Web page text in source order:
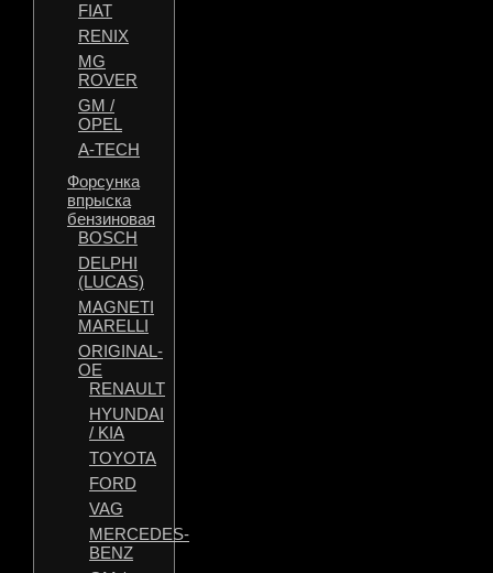
FIAT
RENIX
MG
ROVER
GM /
OPEL
A-TECH
Форсунка
впрыска
бензиновая
BOSCH
DELPHI
(LUCAS)
MAGNETI
MARELLI
ORIGINAL-
OE
RENAULT
HYUNDAI
/ KIA
TOYOTA
FORD
VAG
MERCEDES-
BENZ